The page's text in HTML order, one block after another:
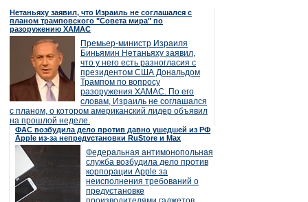
Нетаньяху заявил, что Израиль не соглашался с
планом трамповского "Совета мира" по
разоружению ХАМАС
Премьер-министр Израиля
Биньямин Нетаньяху заявил,
что у него есть разногласия с
президентом США Дональдом
Трампом по вопросу
разоружения ХАМАС. По его
словам, Израиль не соглашался
с планом, о котором американский лидер объявил
на прошлой неделе.
ФАС возбудила дело против давно ушедшей из РФ
Apple из-за непредустановки RuStore и Max
Федеральная антимонопольная
служба возбудила дело против
корпорации Apple за
неисполнения требований о
предустановке